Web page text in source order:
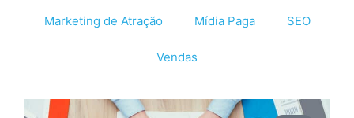
Marketing de Atração Mídia Paga SEO
Vendas